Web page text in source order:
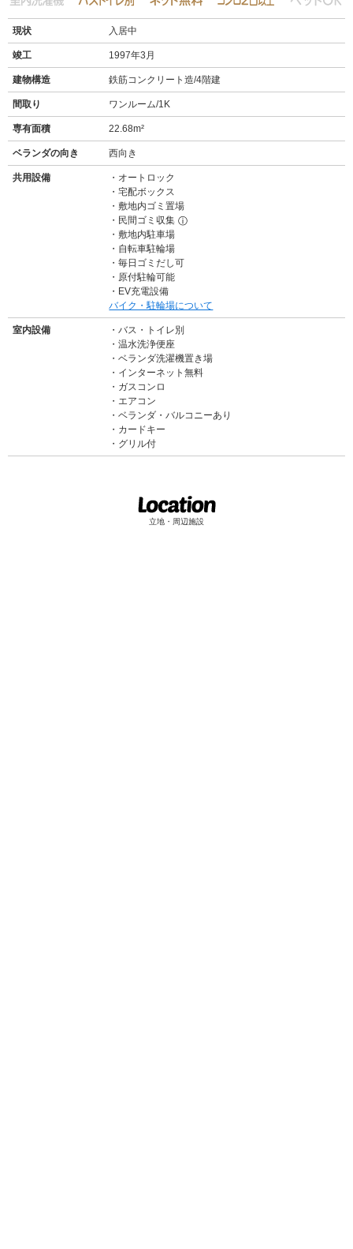
現状 入居中
竣工 1997年3月
建物構造 鉄筋コンクリート造/4階建
間取り ワンルーム/1K
専有面積 22.68m²
ベランダの向き 西向き
共用設備
オートロック
宅配ボックス
敷地内ゴミ置場
民間ゴミ収集 ⓘ
敷地内駐車場
自転車駐輪場
毎日ゴミだし可
原付駐輪可能
EV充電設備
バイク・駐輪場について
室内設備
バス・トイレ別
温水洗浄便座
ベランダ洗濯機置き場
インターネット無料
ガスコンロ
エアコン
ベランダ・バルコニーあり
カードキー
グリル付
立地・周辺施設